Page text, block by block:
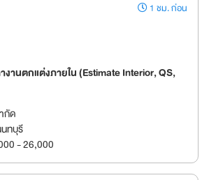
1 ชม. ก่อน
งานตกแต่งภายใน (Estimate Interior, QS,
กัด
ทบุรี
- 26,000